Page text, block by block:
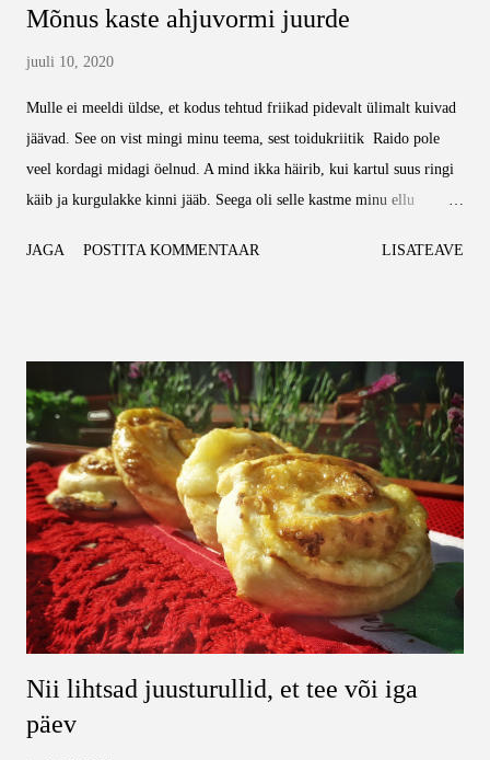
Mõnus kaste ahjuvormi juurde
juuli 10, 2020
Mulle ei meeldi üldse, et kodus tehtud friikad pidevalt ülimalt kuivad
jäävad. See on vist mingi minu teema, sest toidukriitik Raido pole
veel kordagi midagi öelnud. A mind ikka häirib, kui kartul suus ringi
käib ja kurgulakke kinni jääb. Seega oli selle kastme minu ellu
riivsaia 1 puljongikuubik 300ml piima Alustuseks pane või pliidile
sulama. Kui see protseduur on lõppenud, lisa juurde riivsai, sega
hoolikalt ja lase veidi podiseda, et see pruunistuks. Lisa juurde
puljongikuubik (tee see pudiks, terves tükis võtab niiiiii kaua aega
kuni see ära hajub) ja piim. Pidevalt segades lase keema ning kee...
JAGA POSTITA KOMMENTAAR LISATEAVE
Nii lihtsad juusturullid, et tee või iga
päev